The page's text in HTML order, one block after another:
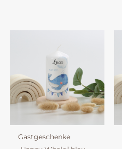
Gastgeschenke